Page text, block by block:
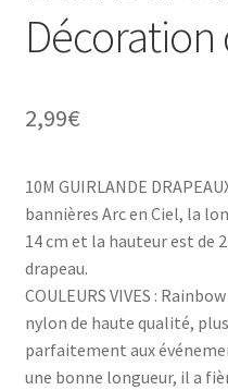
2,99€
10M GUIRLANDE
bannières Arc en Ciel, la
14 cm et la hauteur est de
drapeau.
COULEURS VIVES :
nylon de haute qualité,
parfaitement aux
une bonne longueur, il a